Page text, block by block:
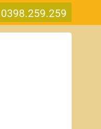
0398.259.259